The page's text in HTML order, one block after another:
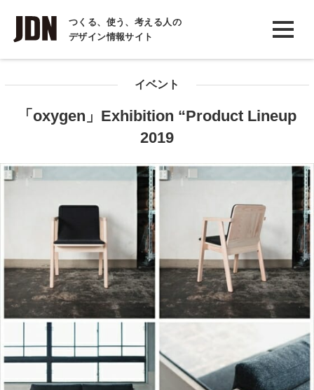
つくる、使う、考える人の
デザイン情報サイト
INTERVIEW
インタビュー
イベント
「oxygen」Exhibition “Product Lineup
2019